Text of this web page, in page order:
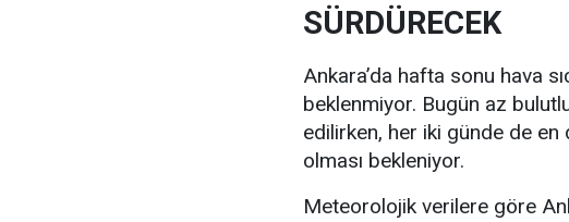
SÜRDÜRECEK
Ankara’da hafta sonu hava
beklenmiyor. Bugün az
edilirken, her iki günde de en
olması bekleniyor.
Meteorolojik verilere göre